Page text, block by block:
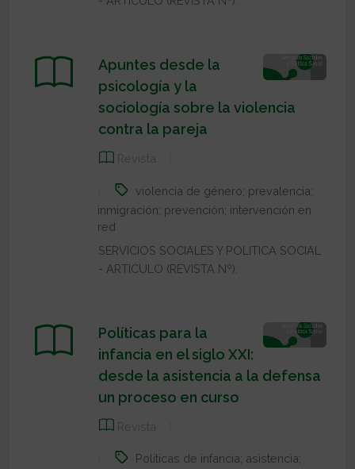
Apuntes desde la
psicología y la
sociología sobre la violencia
contra la pareja
Revista
violencia de género; prevalencia;
inmigración; prevención; intervención en
red
SERVICIOS SOCIALES Y POLITICA SOCIAL
- ARTICULO (REVISTA Nº):
Políticas para la
infancia en el siglo XXI:
desde la asistencia a la defensa
un proceso en curso
Revista
Políticas de infancia; asistencia;